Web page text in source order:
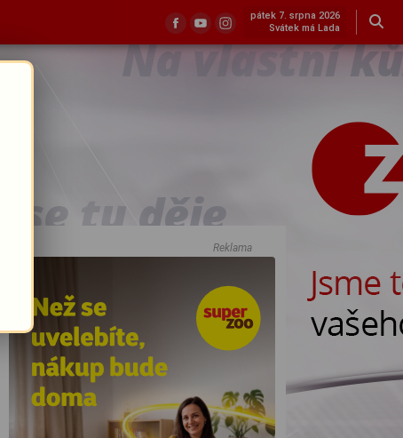
pátek 7. srpna 2026
Svátek má Lada
Reklama